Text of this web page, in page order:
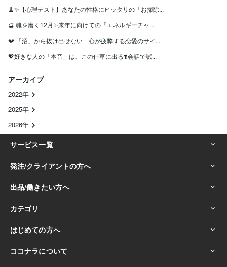
🧹✨【心理テスト】あなたの性格にピッタリの「お掃除...
🔮 魂を磨く12月✨来年に向けての「エネルギーチャ...
💔 「沼」から抜け出せない 心が疲弊する恋愛のサイ...
💖好きな人の「本音」は、この仕草に出る❣️会話で試...
アーカイブ
2022年
2025年
2026年